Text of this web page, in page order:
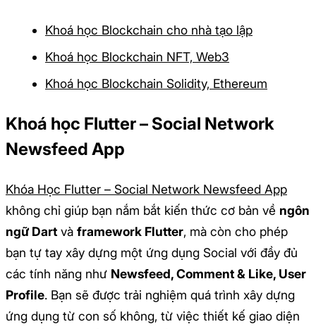
Khoá học Blockchain cho nhà tạo lập
Khoá học Blockchain NFT, Web3
Khoá học Blockchain Solidity, Ethereum
Khoá học Flutter – Social Network
Newsfeed App
Khóa Học Flutter – Social Network Newsfeed App
không chỉ giúp bạn nắm bắt kiến thức cơ bản về ngôn
ngữ Dart và framework Flutter, mà còn cho phép
bạn tự tay xây dựng một ứng dụng Social với đầy đủ
các tính năng như Newsfeed, Comment & Like, User
Profile. Bạn sẽ được trải nghiệm quá trình xây dựng
ứng dụng từ con số không, từ việc thiết kế giao diện